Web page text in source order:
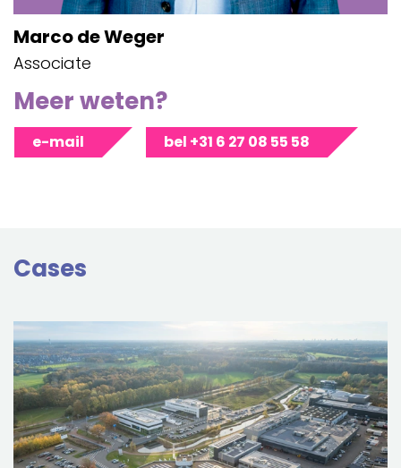
Marco de Weger
Associate
Meer weten?
e-mail bel +31 6 27 08 55 58
Cases